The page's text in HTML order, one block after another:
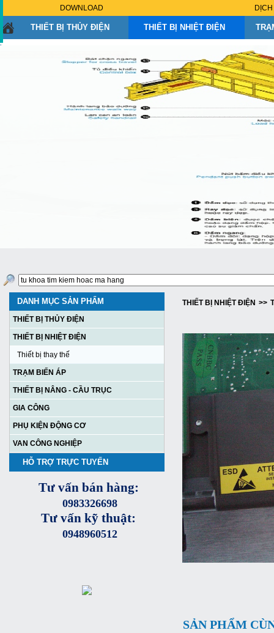
DOWNLOAD
THIẾT BỊ THỦY ĐIỆN THIẾT BỊ NHIỆT ĐIỆN
DANH MỤC SẢN PHẨM
THIẾT BỊ THỦY ĐIỆN
THIẾT BỊ NHIỆT ĐIỆN
Thiết bị thay thế
TRẠM BIẾN ÁP
THIẾT BỊ NÂNG - CẦU TRỤC
GIA CÔNG
PHỤ KIỆN ĐỘNG CƠ
VAN CÔNG NGHIỆP
HỖ TRỢ TRỰC TUYẾN
Tư vấn bán hàng:
0983326698
Tư vấn kỹ thuật:
0948960512
THIẾT BỊ NHIỆT ĐIỆN >>
SẢN PHẨM